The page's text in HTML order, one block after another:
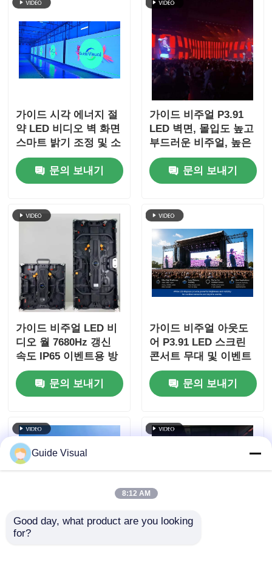
가이드 시각 에너지 절
약 LED 비디오 벽 화면
스마트 밝기 조정 및 소
비를 특징으로
문의 보내기
가이드 비주얼 P3.91
LED 벽면, 몰입도 높고
부드러운 비주얼, 높은
새로 고침, 방수, 무대
충격용으로 제작
문의 보내기
가이드 비주얼 LED 비
디오 월 7680Hz 갱신
속도 IP65 이벤트용 방
수
문의 보내기
가이드 비주얼 아웃도
어 P3.91 LED 스크린
콘서트 무대 및 이벤트
디스플레이용 방수 렌
터 패널 문의 보내기
Guide Visual
8:12 AM
Good day, what product are you looking
for?